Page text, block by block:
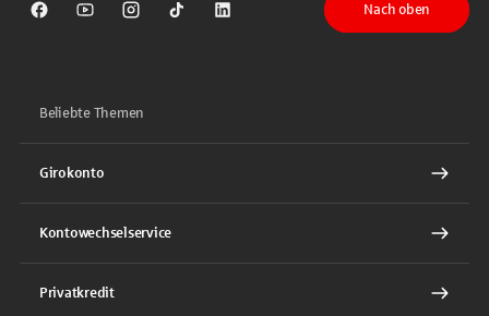
Sparkasse auf Facebook
Sparkasse auf Youtube
Sparkasse auf Instagram
Sparkasse auf TikTok
Sparkasse auf LinkedIn
Nach oben
Beliebte Themen
Girokonto
Kontowechselservice
Privatkredit